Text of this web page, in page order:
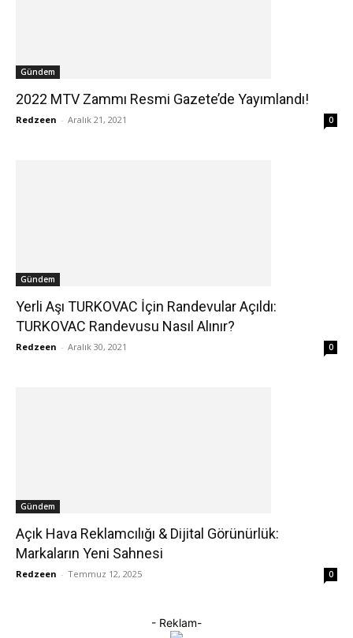
Gündem
2022 MTV Zammı Resmi Gazete’de Yayımlandı!
Redzeen - Aralık 21, 2021 0
Gündem
Yerli Aşı TURKOVAC İçin Randevular Açıldı:
TURKOVAC Randevusu Nasıl Alınır?
Redzeen - Aralık 30, 2021 0
Gündem
Açık Hava Reklamcılığı & Dijital Görünürlük:
Markaların Yeni Sahnesi
Redzeen - Temmuz 12, 2025 0
- Reklam-